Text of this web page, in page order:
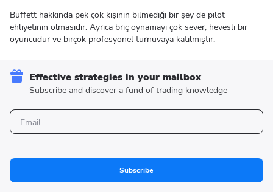
Buffett hakkında pek çok kişinin bilmediği bir şey de pilot
ehliyetinin olmasıdır. Ayrıca briç oynamayı çok sever, hevesli bir
oyuncudur ve birçok profesyonel turnuvaya katılmıştır.
Effective strategies in your mailbox
Subscribe and discover a fund of trading knowledge
Subscribe